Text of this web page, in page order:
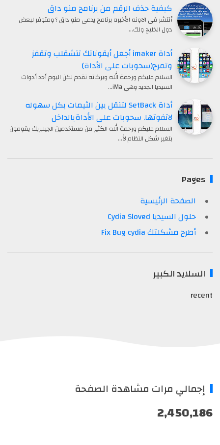
كيفية حذف الرقم من برنامج منو داق
أنتشر في الاونه الأخيره برنامج يدعى منو داق ؟ ومتوفر لبعض
دول الخليج ولك…
أداة imaker أجعل أيقوناتك تتشقلب وتقفز
وتمرح(سحوبات على الأداة)
السلام عليكم ورحمة الله وبركاته نقدم لكن اليوم أحد أدوات
السيديا الجديد وهي iMa…
أداة SetBack لتنقل بين الثيمات بكل سهوله
لاتفوتها. سحوبات على الأداةبالداخل
السلام عليكم ورحمة الله الكثير من مستخدمين الجيلبريك يقومون
بتغير شكل النظام لأ…
Pages
الصفحة الرئيسية
حلول السيديا Cydia Sloved
أطرح مشكلتك Fix Bug cydia
السلايد الكبير
recent
إجمالي مرات مشاهدة الصفحة
2,450,186